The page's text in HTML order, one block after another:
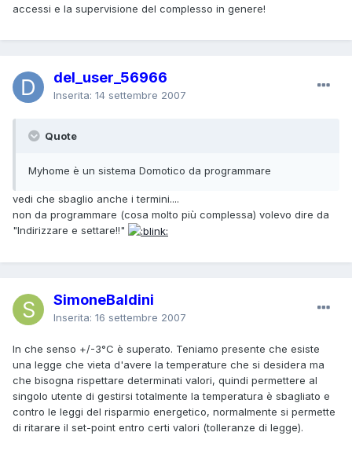
accessi e la supervisione del complesso in genere!
del_user_56966
Inserita: 14 settembre 2007
Quote
Myhome è un sistema Domotico da programmare
vedi che sbaglio anche i termini....
non da programmare (cosa molto più complessa) volevo dire da
"Indirizzare e settare!!"
SimoneBaldini
Inserita: 16 settembre 2007
In che senso +/-3°C è superato. Teniamo presente che esiste
una legge che vieta d'avere la temperature che si desidera ma
che bisogna rispettare determinati valori, quindi permettere al
singolo utente di gestirsi totalmente la temperatura è sbagliato e
contro le leggi del risparmio energetico, normalmente si permette
di ritarare il set-point entro certi valori (tolleranze di legge).